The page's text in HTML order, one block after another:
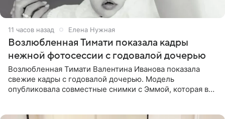
11 часов назад Елена Нужная
Возлюбленная Тимати показала кадры
нежной фотосессии с годовалой дочерью
Возлюбленная Тимати Валентина Иванова показала
свежие кадры с годовалой дочерью. Модель
опубликовала совместные снимки с Эммой, которая в